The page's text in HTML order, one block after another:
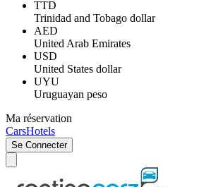
TTD
Trinidad and Tobago dollar
AED
United Arab Emirates
USD
United States dollar
UYU
Uruguayan peso
Ma réservation
CarsHotels
Se Connecter